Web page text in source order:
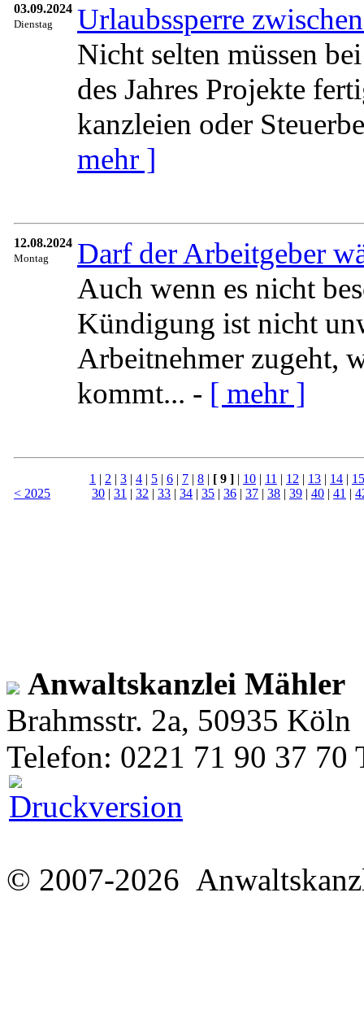
03.09.2024
Dienstag
Urlaubssperre
Nicht selten müssen
des Jahres Projekte
kanzleien oder
mehr ]
12.08.2024
Montag
Darf der Arbeitgeber
Auch wenn es nicht
Kündigung ist nicht
Arbeitnehmer zugeht,
kommt... - [ mehr ]
< 2025
1 | 2 | 3 | 4 | 5 | 6 | 7 | 8 | [ 9 ] | 10 | 11 | 12 | 13 | 14 | 15
30 | 31 | 32 | 33 | 34 | 35 | 36 | 37 | 38 | 39 | 40 | 41 |
Anwaltskanzlei Mähler
Brahmsstr. 2a, 50935 Köln
Telefon: 0221 71 90 37 70
© 2007-2026